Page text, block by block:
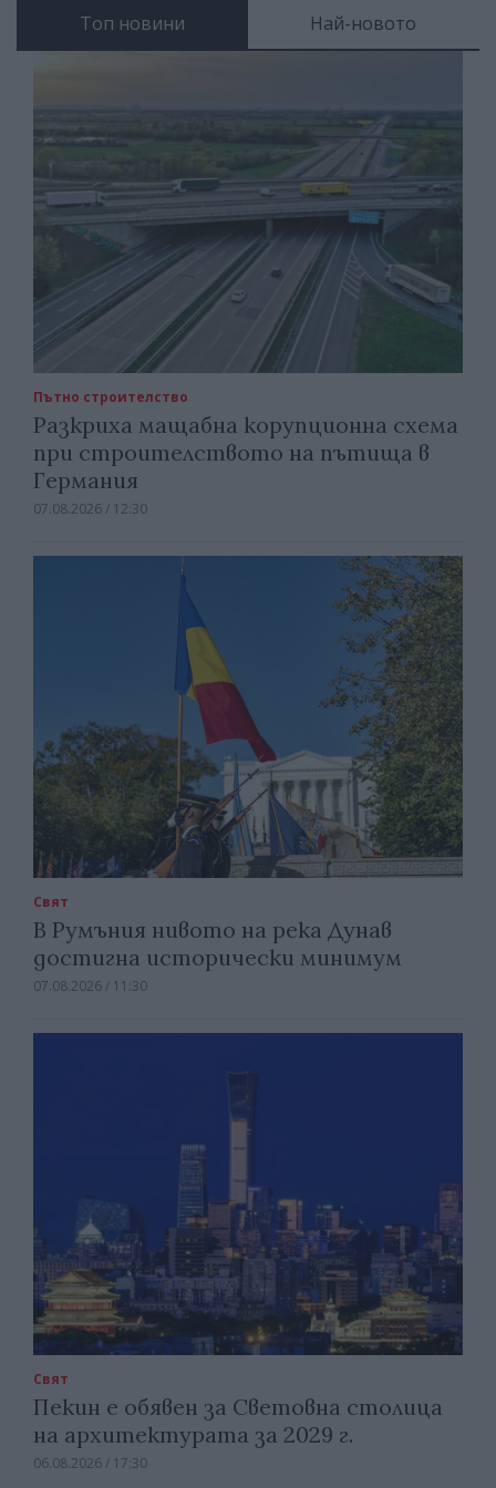
Топ новини Най-новото
Пътно строителство
Разкриха мащабна корупционна схема
при строителството на пътища в
Германия
07.08.2026 / 12:30
Свят
В Румъния нивото на река Дунав
достигна исторически минимум
07.08.2026 / 11:30
Свят
Пекин е обявен за Световна столица
на архитектурата за 2029 г.
06.08.2026 / 17:30